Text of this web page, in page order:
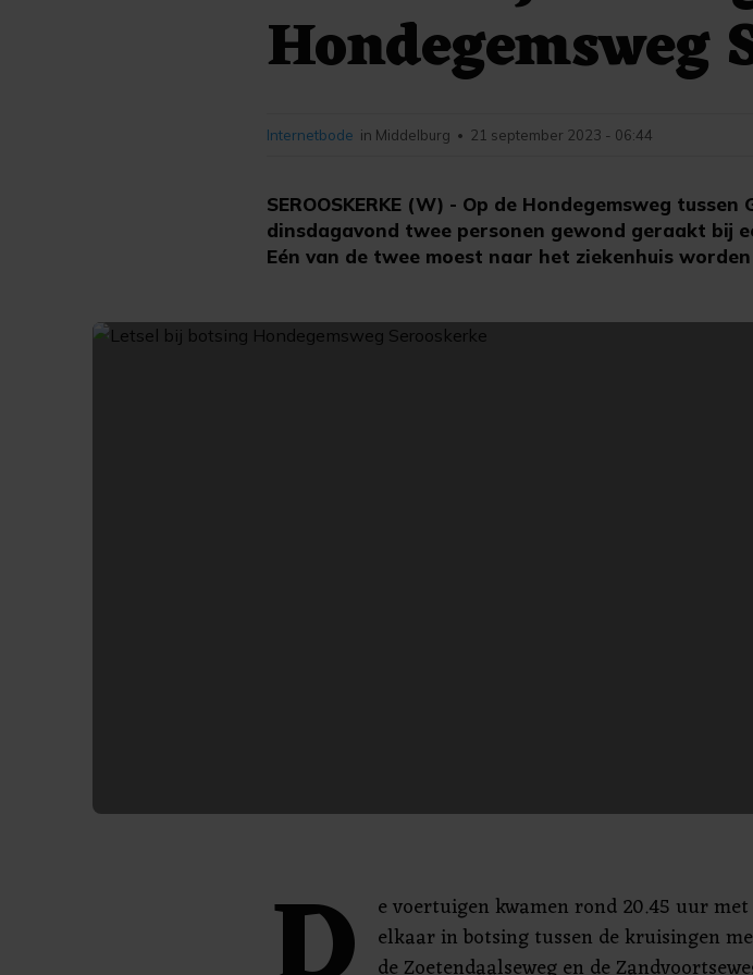
Hondegemsweg
SEROOSKERKE (W) - Op de Hondegemsweg
dinsdagavond twee personen gewond geraakt bij
Eén van de twee moest naar het ziekenhuis
Internetbode in Middelburg • 21 september 2023 - 06:44
e voertuigen kwamen rond 20.45 uur met
elkaar in botsing tussen de kruisingen